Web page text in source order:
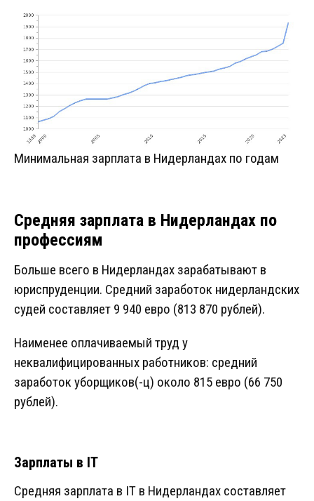
Минимальная зарплата в Нидерландах по годам
Средняя зарплата в Нидерландах по
профессиям
Больше всего в Нидерландах зарабатывают в
юриспруденции. Средний заработок нидерландских
судей составляет 9 940 евро (813 870 рублей).
Наименее оплачиваемый труд у
неквалифицированных работников: средний
заработок уборщиков(-ц) около 815 евро (66 750
рублей).
Зарплаты в IT
Средняя зарплата в IT в Нидерландах составляет